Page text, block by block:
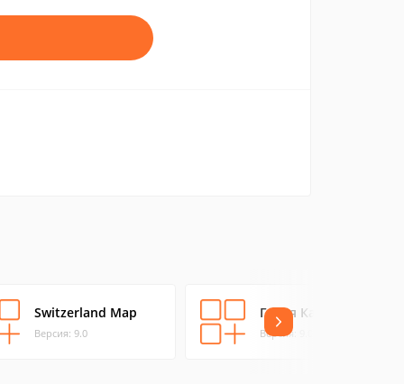
Switzerland Map
Версия: 9.0
Генуя Карта
Версия: 9.0